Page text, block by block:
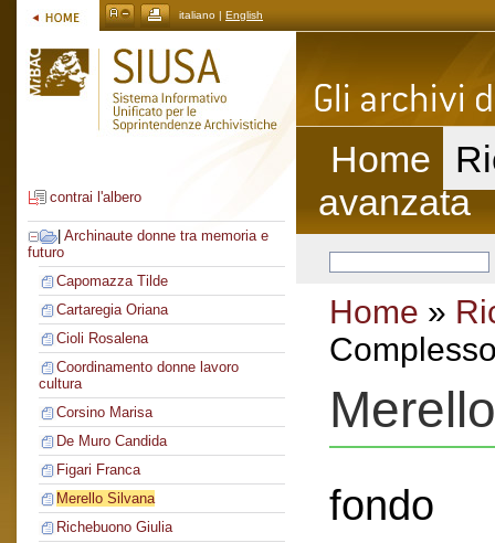
italiano | English
contrai l'albero
Archinaute donne tra memoria e
futuro
Capomazza Tilde
Cartaregia Oriana
Cioli Rosalena
Coordinamento donne lavoro
cultura
Corsino Marisa
De Muro Candida
Figari Franca
Merello Silvana
Richebuono Giulia
Home
avanzata
Home »
fondo